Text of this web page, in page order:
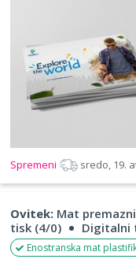
Spremeni sredo, 19.
Ovitek: Mat
tisk (4/0)
Digitalni
Enostranska mat